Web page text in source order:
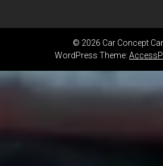
© 2026 Car Concept
WordPress Theme: